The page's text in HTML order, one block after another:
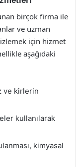
birçok firma ile
ve uzman
için hizmet
aşağıdaki
ve kirlerin
kullanılarak
kimyasal